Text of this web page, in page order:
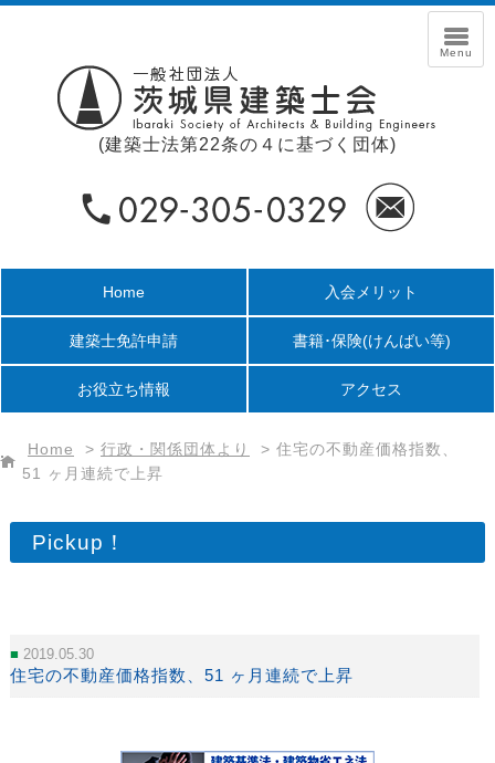
(建築士法第22条の４に基づく団体)
Home 入会メリット
建築士免許申請 書籍･保険(けんばい等)
お役立ち情報 アクセス
Home > 行政・関係団体より > 住宅の不動産価格指数、
51 ヶ月連続で上昇
Pickup！
2019.05.30
住宅の不動産価格指数、51 ヶ月連続で上昇